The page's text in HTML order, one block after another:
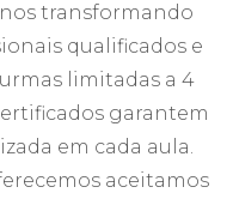
transformando
qualificados e
limitadas a 4
garantem
em cada aula.
aceitamos